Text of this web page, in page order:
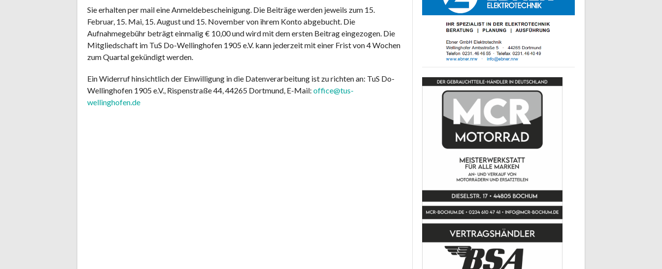
Sie erhalten per mail eine Anmeldebescheinigung. Die Beiträge werden jeweils zum 15.
Februar, 15. Mai, 15. August und 15. November von ihrem Konto abgebucht. Die
Aufnahmegebühr beträgt einmalig € 10,00 und wird mit dem ersten Beitrag eingezogen. Die
Mitgliedschaft im TuS Do-Wellinghofen 1905 e.V. kann jederzeit mit einer Frist von 4 Wochen
zum Quartal gekündigt werden.
Ein Widerruf hinsichtlich der Einwilligung in die Datenverarbeitung ist zu richten an: TuS Do-
Wellinghofen 1905 e.V., Rispenstraße 44, 44265 Dortmund, E-Mail: office@tus-
wellinghofen.de